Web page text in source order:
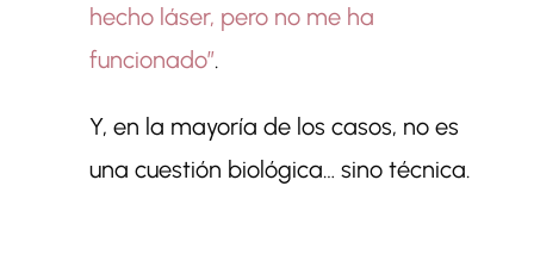
hecho láser, pero no me ha
funcionado”.
Y, en la mayoría de los casos, no es
una cuestión biológica… sino técnica.